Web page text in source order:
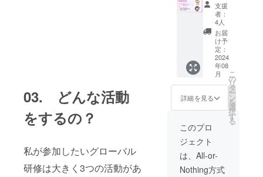
03. どんな活動
をするの？
私が参加したいグローバル
研修は大きく3つの活動があ
ど出来
ます！
絵柄は
スライ
ドに添
付した
画像を
ご参考
にして
くださ
い。 イ
につい
てのご
要望
（描く
人物の
髪型や
地で
撮った
素敵な
お写真5
枚と動
画1つ
(10秒程
度,mp4
形式）
を送ら
せて頂
す。 そ
れに加
えて、
支援者
様だけ
のアイ
支援
者：
4人
お届
け予
定：
2024
年08
月
詳細を見る
こ
の
リ
タ
ー
ン
を
選
択
す
る
このプロ
ジェクト
は、All-or-
Nothing方式